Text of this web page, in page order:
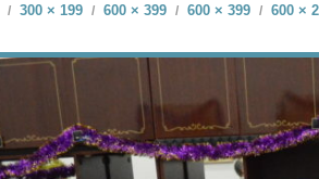
/ 300 × 199 / 600 × 399 / 600 × 399 / 600 ×